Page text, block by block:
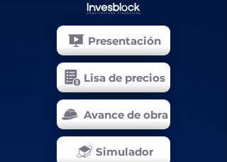
Presentación
Lisa de precios
Avance de obra
Simulador